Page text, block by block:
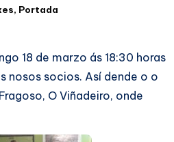
, Portada
18 de marzo ás 18:30 horas
nosos socios. Así dende o o
O Viñadeiro, onde